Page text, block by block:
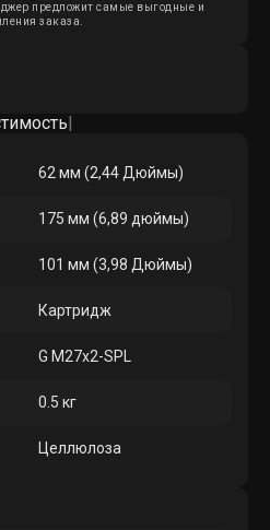
предложит самые выгодные и
заказа.
|
62 мм (2,44 Дюймы)
175 мм (6,89 дюймы)
101 мм (3,98 Дюймы)
Картридж
G M27x2-SPL
0.5 кг
Целлюлоза